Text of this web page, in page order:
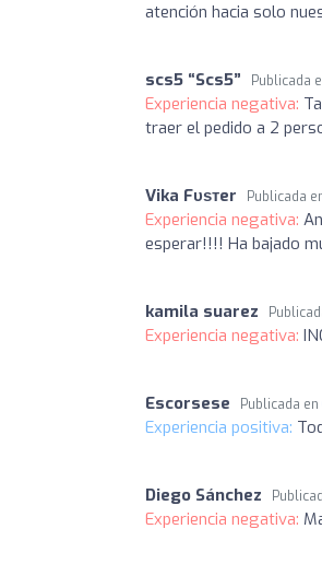
atención hacia solo
scs5 “Scs5” Publicada
Experiencia negativa:
traer el pedido a 2
Vika Fυѕтer Publicada
Experiencia negativa:
esperar!!!! Ha bajado
kamila suarez
Experiencia negativa:
Escorsese Publicada en
Experiencia positiva:
Diego Sánchez
Experiencia negativa: